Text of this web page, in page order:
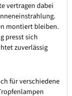
vertragen dabei
montiert bleiben.
presst sich
zuverlässig
für verschiedene